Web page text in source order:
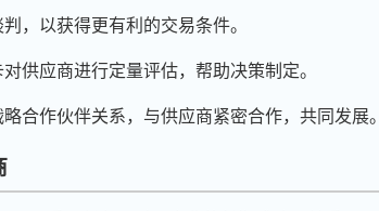
，以获得更有利的交易条件。
供应商进行定量评估，帮助决策制定。
合作伙伴关系，与供应商紧密合作，共同发展。